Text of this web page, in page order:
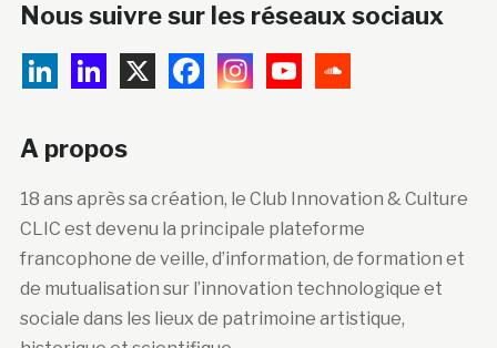
Nous suivre sur les réseaux sociaux
A propos
18 ans après sa création, le Club Innovation & Culture
CLIC est devenu la principale plateforme
francophone de veille, d’information, de formation et
de mutualisation sur l’innovation technologique et
sociale dans les lieux de patrimoine artistique,